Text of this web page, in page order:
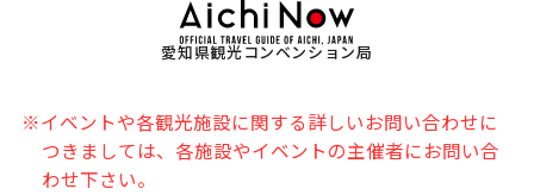
愛知県観光コンベンション局
※イベントや各観光施設に関する詳しいお問い合わせに
つきましては、各施設やイベントの主催者にお問い合
わせ下さい。